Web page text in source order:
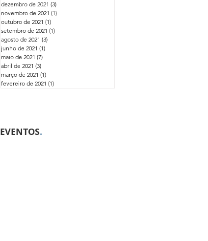
EVENTOS.
dezembro de 2021 (3)
novembro de 2021 (1)
outubro de 2021 (1)
setembro de 2021 (1)
agosto de 2021 (3)
junho de 2021 (1)
maio de 2021 (7)
abril de 2021 (3)
março de 2021 (1)
fevereiro de 2021 (1)